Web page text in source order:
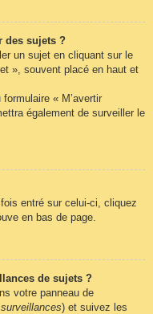
des sujets ?
un sujet en cliquant sur le
», souvent placé en haut et
« M’avertir
également de surveiller le
entré sur celui-ci, cliquez
en bas de page.
de sujets ?
votre panneau de
) et suivez les